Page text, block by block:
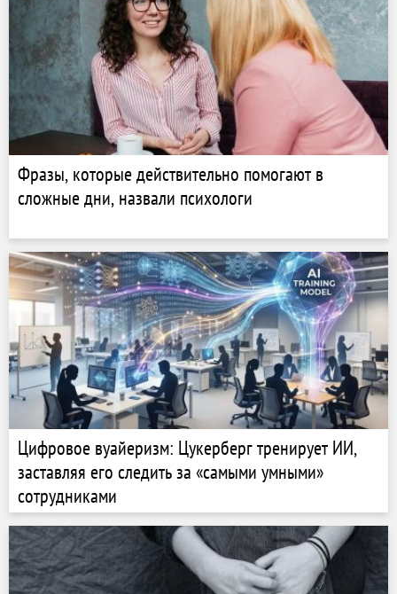
Фразы, которые действительно помогают в
сложные дни, назвали психологи
Цифровое вуайеризм: Цукерберг тренирует ИИ,
заставляя его следить за «самыми умными»
сотрудниками